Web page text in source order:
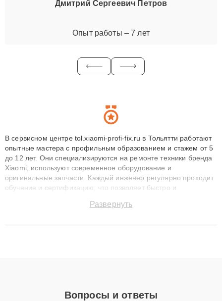
Дмитрий Сергеевич Петров
Опыт работы – 7 лет
В сервисном центре tol.xiaomi-profi-fix.ru в Тольятти работают
опытные мастера с профильным образованием и стажем от 5
до 12 лет. Они специализируются на ремонте техники бренда
Xiaomi, используют современное оборудование и
оригинальные запчасти. Каждый инженер регулярно проходит
обучение и сертификацию, что позволяет быстро и
сохранением гарантии до 3 лет. Наши мастера решают
Развернуть
Вопросы и ответы